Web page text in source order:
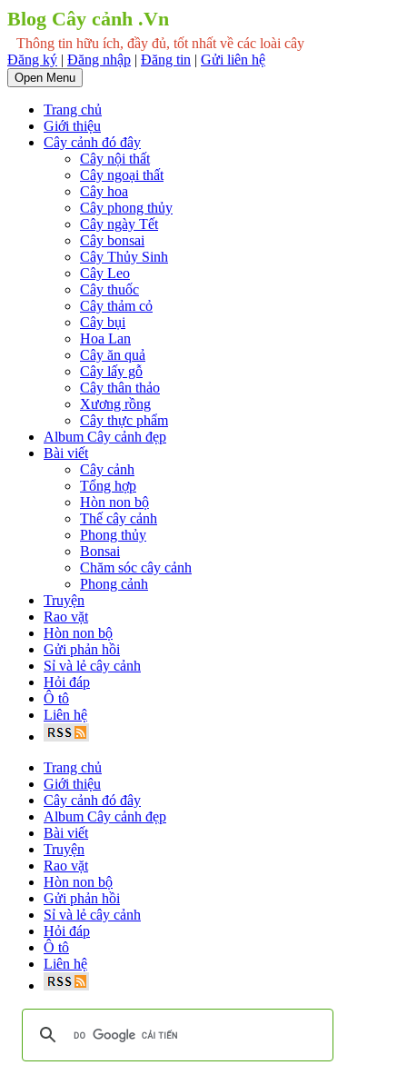
Blog Cây cảnh .Vn
Thông tin hữu ích, đầy đủ, tốt nhất về các loài cây
Đăng ký | Đăng nhập | Đăng tin | Gửi liên hệ
Open Menu
Trang chủ
Giới thiệu
Cây cảnh đó đây
Cây nội thất
Cây ngoại thất
Cây hoa
Cây phong thủy
Cây ngày Tết
Cây bonsai
Cây Thủy Sinh
Cây Leo
Cây thuốc
Cây thảm cỏ
Cây bụi
Hoa Lan
Cây ăn quả
Cây lấy gỗ
Cây thân thảo
Xương rồng
Cây thực phẩm
Album Cây cảnh đẹp
Bài viết
Cây cảnh
Tổng hợp
Hòn non bộ
Thế cây cảnh
Phong thủy
Bonsai
Chăm sóc cây cảnh
Phong cảnh
Truyện
Rao vặt
Hòn non bộ
Gửi phản hồi
Sỉ và lẻ cây cảnh
Hỏi đáp
Ô tô
Liên hệ
Trang chủ
Giới thiệu
Cây cảnh đó đây
Album Cây cảnh đẹp
Bài viết
Truyện
Rao vặt
Hòn non bộ
Gửi phản hồi
Sỉ và lẻ cây cảnh
Hỏi đáp
Ô tô
Liên hệ